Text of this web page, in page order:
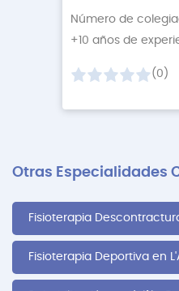
+10 años de
(0)
Otras Especialidades
Fisioterapia
Fisioterapia Deportiva en